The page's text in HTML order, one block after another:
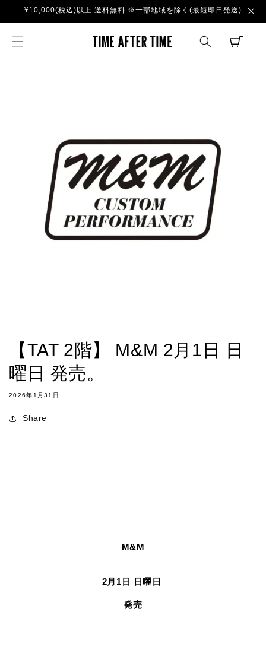
ンツに
進む
¥10,000(税込)以上 送料無料 ※一部地域を除く(最短即日発送)
TIME AFTER
CART
【TAT 2階】 M&M 2月1日 日
曜日 発売。
2026年1月31日
Share
M&M
2月1日 日曜日
発売